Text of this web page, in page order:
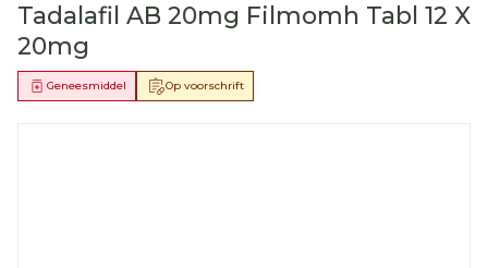
Tadalafil AB 20mg Filmomh Tabl 12 X
20mg
Op voorschrift
Geneesmiddel